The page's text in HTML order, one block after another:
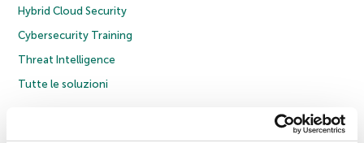
Hybrid Cloud Security
Cybersecurity Training
Threat Intelligence
Tutte le soluzioni
Informativa sulla privacy